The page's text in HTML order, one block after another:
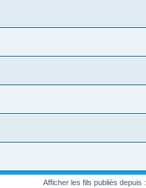
Afficher les fils publiés depuis :